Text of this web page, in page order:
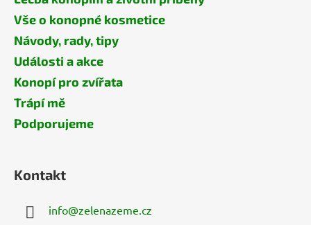
Vše o konopné kosmetice
Návody, rady, tipy
Události a akce
Konopí pro zvířata
Trápí mě
Podporujeme
Kontakt
info@zelenazeme.cz